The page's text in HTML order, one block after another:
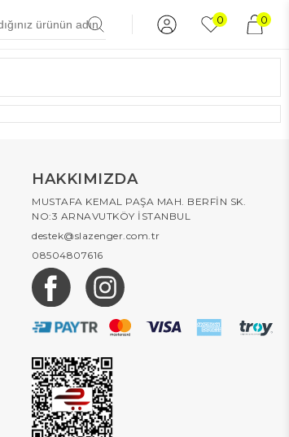
0 0
HAKKIMIZDA
MUSTAFA KEMAL PAŞA MAH. BERFİN SK.
NO:3 ARNAVUTKÖY İSTANBUL
destek@slazenger.com.tr
08504807616